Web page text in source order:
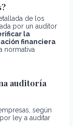
de los
por un auditor
la
financiera
normativa
auditoría
según
ley a auditar